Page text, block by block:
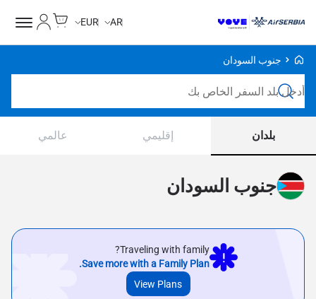
AR
EUR
Voye Homepage
جنوب السودان
ابحث عن خطط
بلدان إقليمي عالمي
جنوب السودان
Traveling with family?
Save more with a Family Plan.
View Plans